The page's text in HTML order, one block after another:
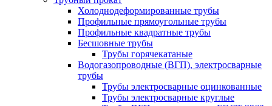
Холоднодеформированные трубы
Профильные прямоугольные трубы
Профильные квадратные трубы
Бесшовные трубы
Трубы горячекатаные
Водогазопроводные (ВГП), электросварные
трубы
Трубы электросварные оцинкованные
Трубы электросварные круглые